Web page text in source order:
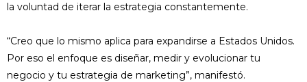
la voluntad de iterar la estrategia constantemente.
“Creo que lo mismo aplica para expandirse a Estados Unidos.
Por eso el enfoque es diseñar, medir y evolucionar tu
negocio y tu estrategia de marketing”, manifestó.